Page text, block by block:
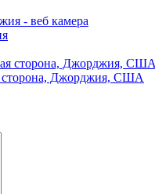
сторона, Джорджия, США